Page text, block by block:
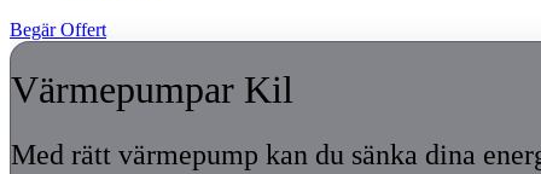
Begär Offert
Värmepumpar Kil
Med rätt värmepump kan du sänka dina